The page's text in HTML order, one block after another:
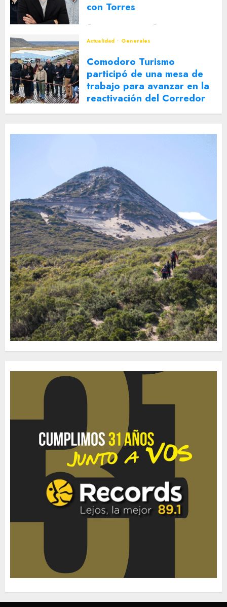
con Torres
Actualidad
Generales
Comodoro Turismo
participó de una mesa de
trabajo para avanzar en la
reactivación del Corredor
Turístico Integrado